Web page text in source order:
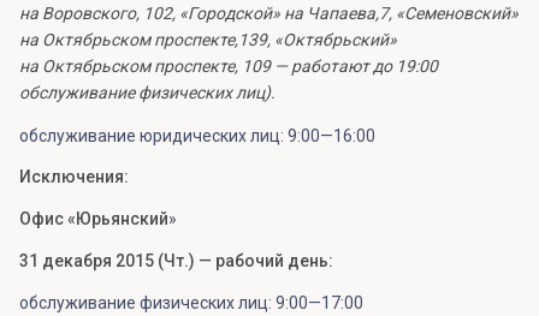
на Воровского, 102, «Городской» на Чапаева,7, «Семеновский»
на Октябрьском проспекте,139, «Октябрьский»
на Октябрьском проспекте, 109 — работают до 19:00
обслуживание физических лиц).
обслуживание юридических лиц: 9:00—16:00
Исключения:
Офис «Юрьянский»
31 декабря 2015 (Чт.) — рабочий день:
обслуживание физических лиц: 9:00—17:00